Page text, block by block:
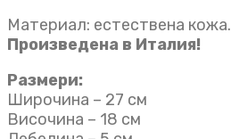
Материал: естествена кожа.
Произведена в Италия!
Размери:
Широчина – 27 см
Височина – 18 см